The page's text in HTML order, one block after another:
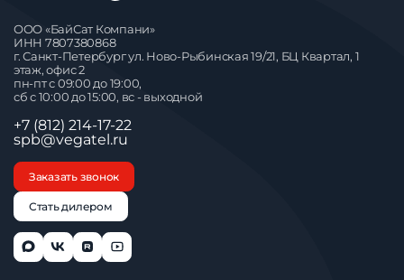
ООО «БайСат Компани»
ИНН 7807380868
г. Санкт-Петербург ул. Ново-Рыбинская 19/21, БЦ Квартал, 1
этаж, офис 2
пн-пт с 09:00 до 19:00,
сб с 10:00 до 15:00, вс - выходной
+7 (812) 214-17-22
spb@vegatel.ru
Заказать звонок
Стать дилером